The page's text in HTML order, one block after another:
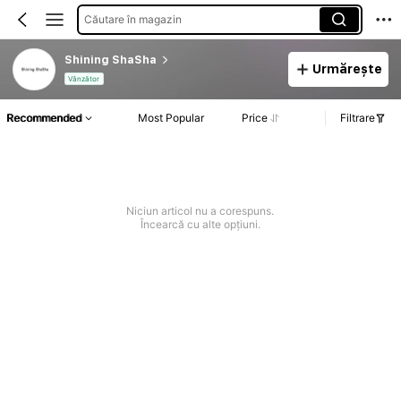
Căutare în magazin
Shining ShaSha
Vânzător
Urmărește
Recommended Most Popular Price Filtrare
Niciun articol nu a corespuns.
Încearcă cu alte opțiuni.